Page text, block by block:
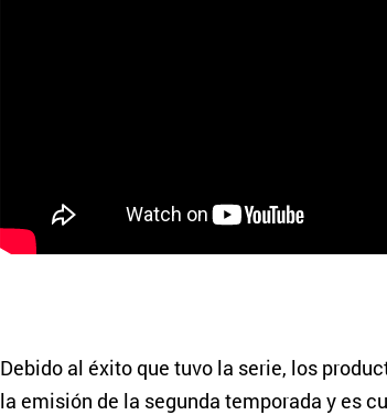
Debido al éxito que tuvo la serie, los
la emisión de la segunda temporada y es